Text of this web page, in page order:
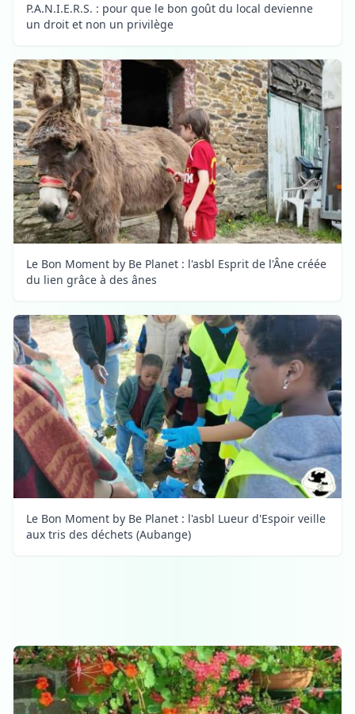
P.A.N.I.E.R.S. : pour que le bon goût du local devienne
un droit et non un privilège
Le Bon Moment by Be Planet : l'asbl Esprit de l'Âne créée
du lien grâce à des ânes
Le Bon Moment by Be Planet : l'asbl Lueur d'Espoir veille
aux tris des déchets (Aubange)